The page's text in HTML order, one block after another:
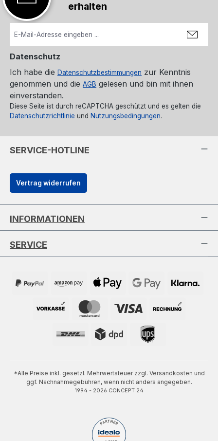
erhalten
Datenschutz
Ich habe die Datenschutzbestimmungen zur Kenntnis
genommen und die AGB gelesen und bin mit ihnen
einverstanden.
Diese Seite ist durch reCAPTCHA geschützt und es gelten die
Datenschutzrichtlinie und Nutzungsbedingungen.
SERVICE-HOTLINE
Vertrag widerrufen
INFORMATIONEN
SERVICE
*Alle Preise inkl. gesetzl. Mehrwertsteuer zzgl. Versandkosten und
ggf. Nachnahmegebühren, wenn nicht anders angegeben.
1994 - 2026 CONCEPT 24